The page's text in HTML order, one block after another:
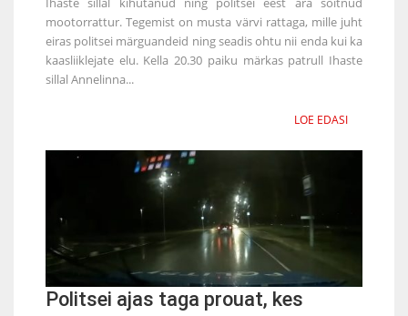
mootorrattur. Tegemist on musta värvi rattaga, mille juht
eiras politsei märguandeid ning seadis ohtu nii enda kui ka
kaasliiklejate elu. Kella 20.30 paiku märkas patrull Ihaste
sillal Annelinna...
LOE EDASI
Politsei ajas taga prouat, kes